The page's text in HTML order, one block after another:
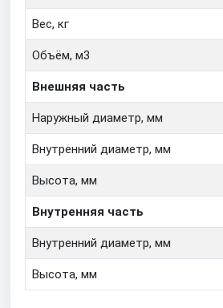
Вес, кг
Объём, м3
Внешняя часть
Наружный диаметр, мм
Внутренний диаметр, мм
Высота, мм
Внутренняя часть
Внутренний диаметр, мм
Высота, мм